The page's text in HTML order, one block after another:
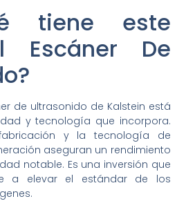
tiene este
Escáner De
de ultrasonido de Kalstein está
y tecnología que incorpora.
y la tecnología de
aseguran un rendimiento
notable. Es una inversión que
a elevar el estándar de los